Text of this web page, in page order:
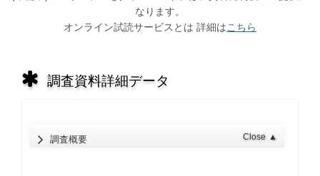
なります。
オンライン試読サービスとは 詳細はこちら
調査資料詳細データ
調査概要 Close ▲